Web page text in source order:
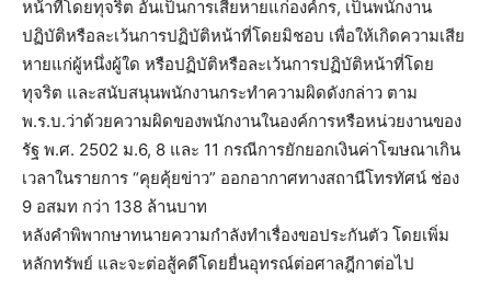
หน้าที่โดยทุจริต อันเป็นการเสียหายแก่องค์กร, เป็นพนักงาน
ปฏิบัติหรือละเว้นการปฏิบัติหน้าที่โดยมิชอบ เพื่อให้เกิดความเสีย
หายแก่ผู้หนึ่งผู้ใด หรือปฏิบัติหรือละเว้นการปฏิบัติหน้าที่โดย
ทุจริต และสนับสนุนพนักงานกระทำความผิดดังกล่าว ตาม
พ.ร.บ.ว่าด้วยความผิดของพนักงานในองค์การหรือหน่วยงานของ
รัฐ พ.ศ. 2502 ม.6, 8 และ 11 กรณีการยักยอกเงินค่าโฆษณาเกิน
เวลาในรายการ “คุยคุ้ยข่าว” ออกอากาศทางสถานีโทรทัศน์ ช่อง
9 อสมท กว่า 138 ล้านบาท
หลังคำพิพากษาทนายความกำลังทำเรื่องขอประกันตัว โดยเพิ่ม
หลักทรัพย์ และจะต่อสู้คดีโดยยื่นอุทรณ์ต่อศาลฎีกาต่อไป